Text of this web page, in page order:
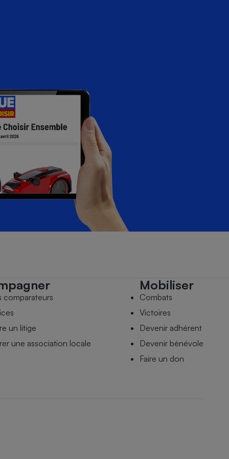
comparateurs
un litige
une association locale
Mobiliser
Combats
Victoires
Devenir adhérent
Devenir bénévole
Faire un don